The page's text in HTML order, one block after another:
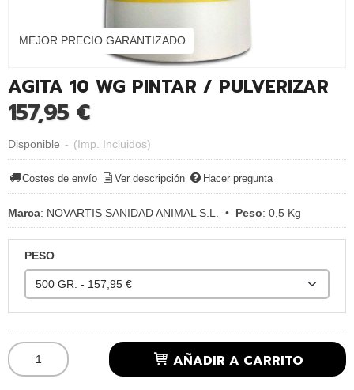
MEJOR PRECIO GARANTIZADO
AGITA 10 WG PINTAR / PULVERIZAR
157,95 €
Disponible - (Imp. Incluidos)
Costes de envío Ver descripción Hacer pregunta
Marca: NOVARTIS SANIDAD ANIMAL S.L. • Peso: 0,5 Kg
PESO
AÑADIR A CARRITO